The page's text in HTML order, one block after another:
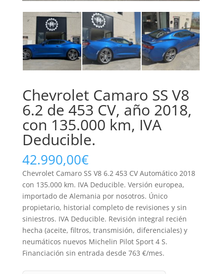
Chevrolet Camaro SS V8
6.2 de 453 CV, año 2018,
con 135.000 km, IVA
Deducible.
42.990,00€
Chevrolet Camaro SS V8 6.2 453 CV Automático 2018
con 135.000 km. IVA Deducible. Versión europea,
importado de Alemania por nosotros. Único
propietario, historial completo de revisiones y sin
siniestros. IVA Deducible. Revisión integral recién
hecha (aceite, filtros, transmisión, diferenciales) y
neumáticos nuevos Michelin Pilot Sport 4 S.
Financiación sin entrada desde 763 €/mes.